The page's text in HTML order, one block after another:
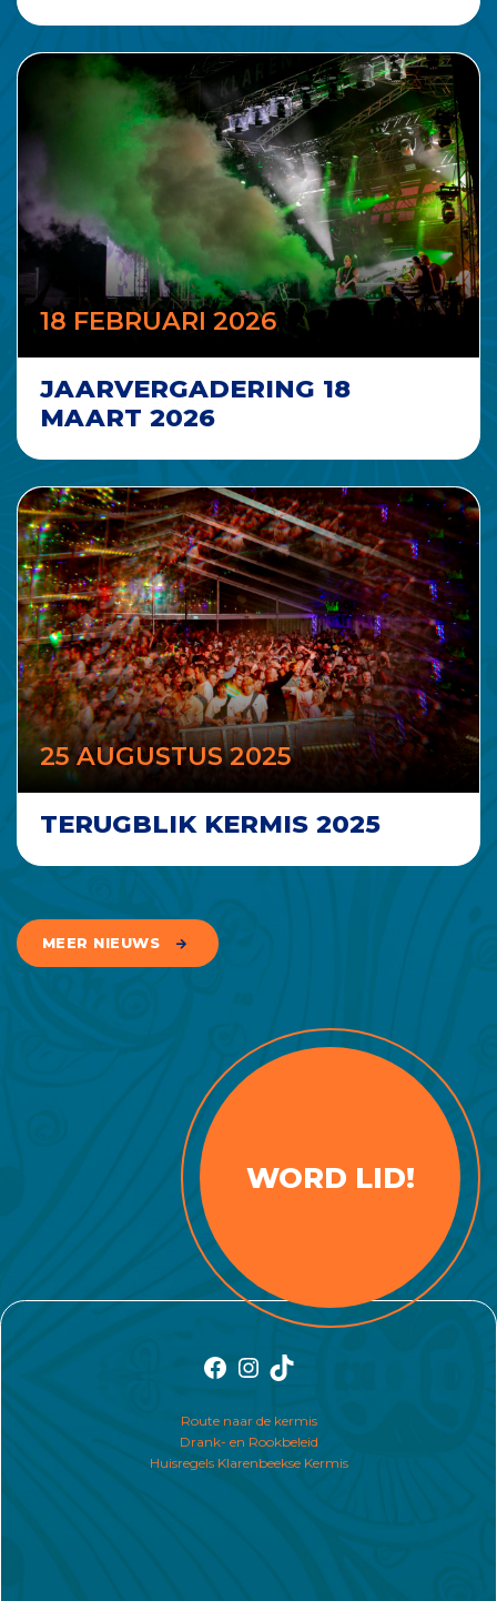
18 FEBRUARI 2026
JAARVERGADERING 18
MAART 2026
25 AUGUSTUS 2025
TERUGBLIK KERMIS 2025
MEER NIEUWS
WORD LID!
Facebook
Instagram
TikTok
Route naar de kermis
Drank- en Rookbeleid
Huisregels Klarenbeekse Kermis